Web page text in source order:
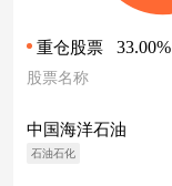
重仓股票 33.00%
股票名称
中国海洋石油
石油石化